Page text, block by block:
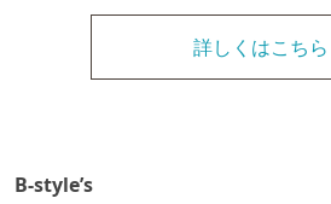
詳しくはこちら
B-style’s